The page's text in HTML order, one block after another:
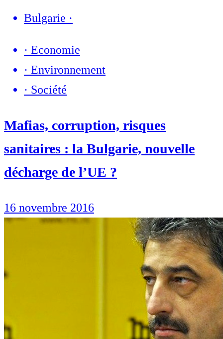
Bulgarie ·
· Economie
· Environnement
· Société
Mafias, corruption, risques
sanitaires : la Bulgarie, nouvelle
décharge de l’UE ?
16 novembre 2016